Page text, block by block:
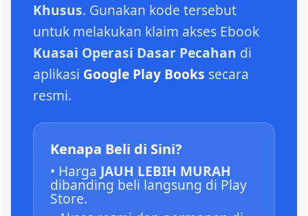
Khusus. Gunakan kode tersebut
untuk melakukan klaim akses Ebook
Kuasai Operasi Dasar Pecahan di
aplikasi Google Play Books secara
resmi.
Kenapa Beli di Sini?
• Harga JAUH LEBIH MURAH
dibanding beli langsung di Play
Store.